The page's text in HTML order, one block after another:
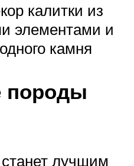
калитки из
элементами и
камня
породы
лучшим